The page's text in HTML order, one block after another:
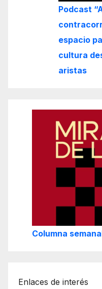
Podcast
espacio
cultura
aristas
Columna
Enlaces de interés